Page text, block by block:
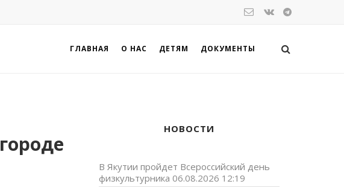
ГЛАВНАЯ О НАС ДЕТЯМ ДОКУМЕНТЫ
НОВОСТИ
В Якутии пройдет Всероссийский день
физкультурника 06.08.2026 12:19